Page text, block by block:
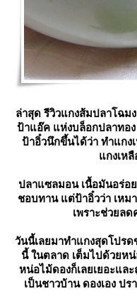
ล่าสุด รีวิวแกงส้มปลาโฉม
ป้าแอ๊ค แห่งบล็อกปลาทอง
ป้าอิ๋วนึกขึ้นได้ว่า ทำแกง
กงเหลื
ปลาแซลมอน เนื้อมันอร่อ
ชอบทาน แต่ป้าอิ๋วว่า เหม
เพราะช่วยล
วันนี้เลยมาทำแกงสุดโปรด
นี้ ในตลาด เต็มไปด้วยห
หน่อไม้ดองก็เลยเยอะแล
เป็นชาวบ้าน ดองเอง ป